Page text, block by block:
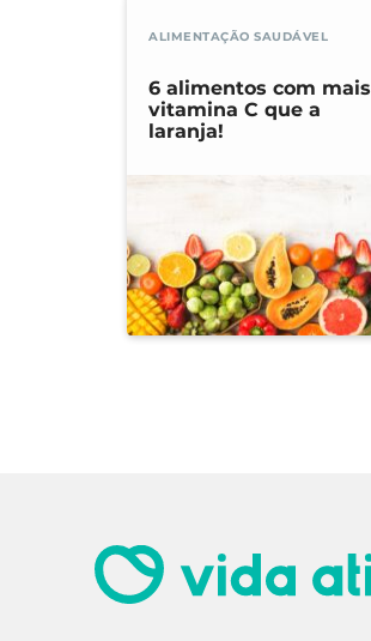
ALIMENTAÇÃO SAUDÁVEL
6 alimentos com mais
vitamina C que a
laranja!